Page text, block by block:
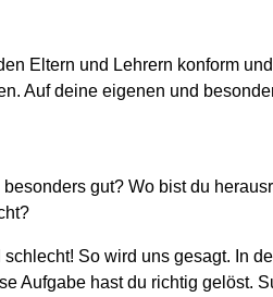
Eltern und Lehrern konform
Auf deine eigenen und
gut? Wo bist du
So wird uns gesagt. In
Aufgabe hast du richtig gelöst.